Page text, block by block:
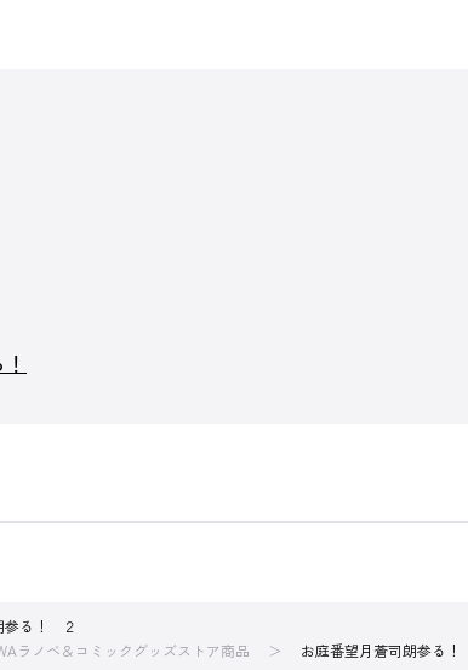
参る！ ２
ラノベ＆コミックグッズストア商品 お庭番望月蒼司朗参る